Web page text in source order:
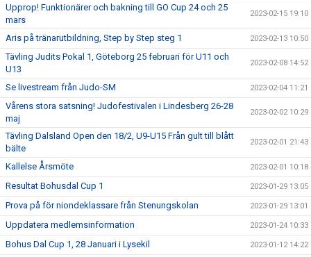
Upprop! Funktionärer och bakning till GO Cup 24 och 25
mars
2023-02-15 19:10
Aris på tränarutbildning, Step by Step steg 1 2023-02-13 10:50
Tävling Judits Pokal 1, Göteborg 25 februari för U11 och
U13
2023-02-08 14:52
Se livestream från Judo-SM 2023-02-04 11:21
Vårens stora satsning! Judofestivalen i Lindesberg 26-28
maj
2023-02-02 10:29
Tävling Dalsland Open den 18/2, U9-U15 Från gult till blått
bälte
2023-02-01 21:43
Kallelse Årsmöte 2023-02-01 10:18
Resultat Bohusdal Cup 1 2023-01-29 13:05
Prova på för niondeklassare från Stenungskolan 2023-01-29 13:01
Uppdatera medlemsinformation 2023-01-24 10:33
Bohus Dal Cup 1, 28 Januari i Lysekil 2023-01-12 14:22